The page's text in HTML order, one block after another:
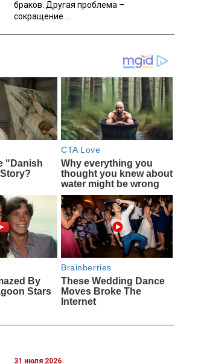
браков. Другая проблема –
сокращение ...
31 июля 2026